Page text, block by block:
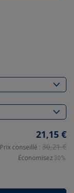
21,15 €
Prix conseillé : 30,21 €
Économisez 30%